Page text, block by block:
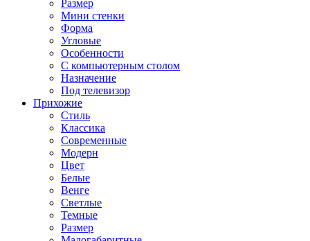
Размер
Мини стенки
Форма
Угловые
Особенности
С компьютерным столом
Назначение
Под телевизор
Прихожие
Стиль
Классика
Современные
Модерн
Цвет
Белые
Венге
Светлые
Темные
Размер